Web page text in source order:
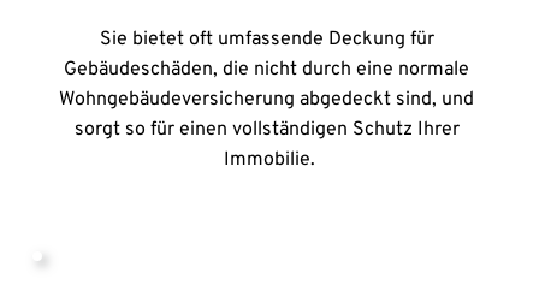
Sie bietet oft umfassende Deckung für
Gebäudeschäden, die nicht durch eine normale
Wohngebäudeversicherung abgedeckt sind, und
sorgt so für einen vollständigen Schutz Ihrer
Immobilie.